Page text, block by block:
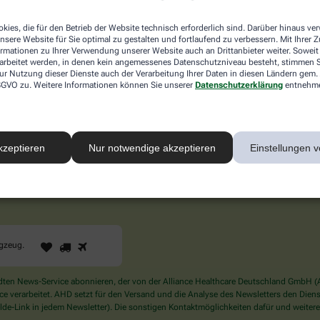
die für den Betrieb der Website technisch erforderlich sind. Darüber hinaus
Website für Sie optimal zu gestalten und fortlaufend zu verbessern. Mit Ihrer
zu Ihrer Verwendung unserer Website auch an Drittanbieter weiter. Soweit
werden, in denen kein angemessenes Datenschutzniveau besteht, stimmen
Nutzung dieser Dienste auch der Verarbeitung Ihrer Daten in diesen Ländern
zu. Weitere Informationen können Sie unserer Datenschutzerklärung
Nur notwendige akzeptieren Einstellungen
Nerv.
den oberen Kopfbereich, die Stirn, Augen, Nase, Ober-
er das Signal (auch) an das Nieszentrum weitergibt,
sichern Sie sich Ihren 10% Gutschein* für unsere
.
Sind
Sie
Mensch?
Dann
wählen
1 2
News-Service abonnieren, der von der Alliance Healthcare Deutschland
verarbeitet. AHD setzt für den Versand und die Analyse des Newsletters den
Link in jedem Newsletter). Die sonstigen Kontaktmöglichkeiten dafür und